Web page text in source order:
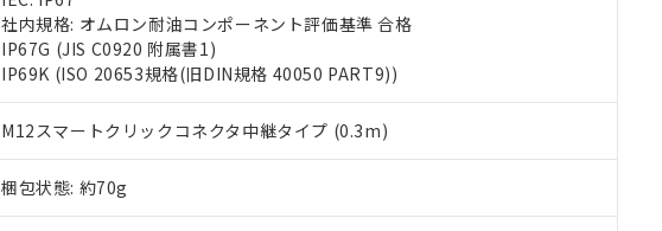
社内規格: オムロン耐油コンポーネント評価基準 合格
IP67G (JIS C0920 附属書1)
IP69K (ISO 20653規格(旧DIN規格 40050 PART9))
M12スマートクリックコネクタ中継タイプ (0.3m)
梱包状態: 約70g